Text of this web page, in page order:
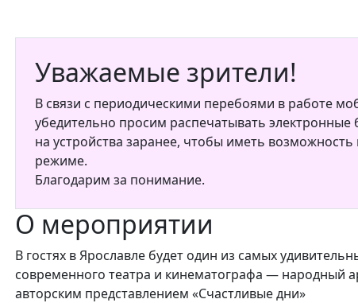
Уважаемые зрители!
В связи с периодическими перебоями в работе
убедительно просим распечатывать электронные
на устройства заранее, чтобы иметь
режиме.
Благодарим за понимание.
О мероприятии
В гостях в Ярославле будет один из самых
современного театра и кинематографа — народный
авторским представлением «Счастливые дни»